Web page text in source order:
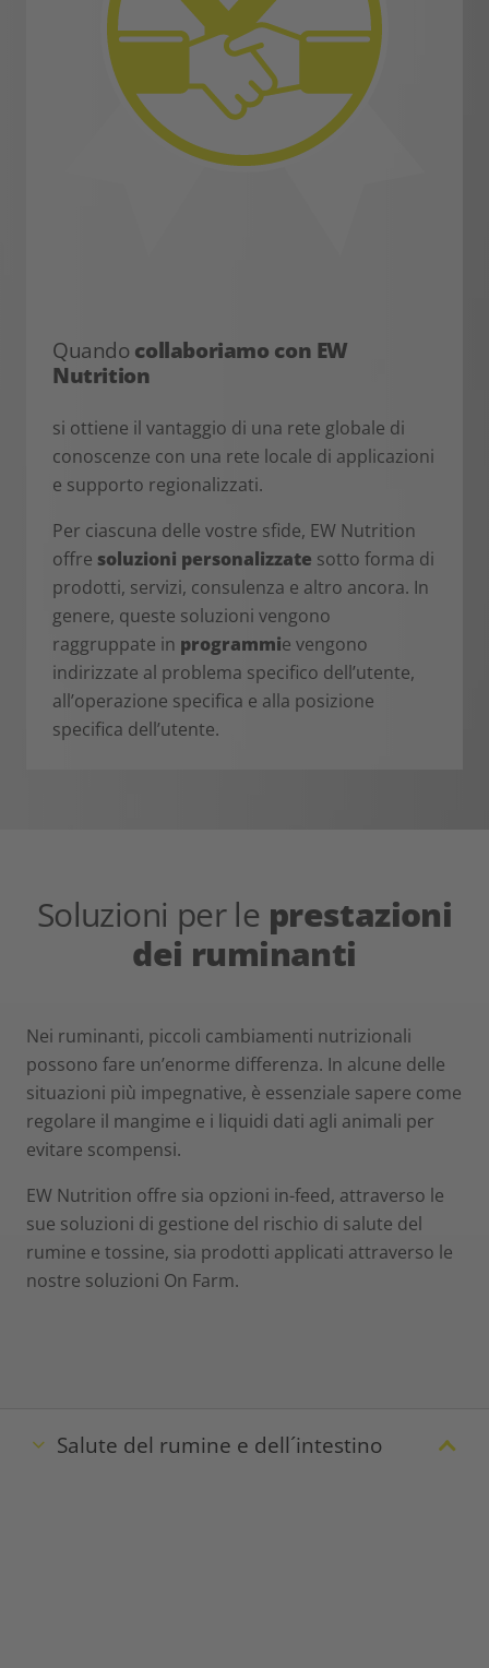
Quando collaboriamo con EW
Nutrition
si ottiene il vantaggio di una rete globale di
conoscenze con una rete locale di applicazioni
e supporto regionalizzati.
Per ciascuna delle vostre sfide, EW Nutrition
offre soluzioni personalizzate sotto forma di
prodotti, servizi, consulenza e altro ancora. In
genere, queste soluzioni vengono
raggruppate in programmie vengono
indirizzate al problema specifico dell’utente,
all’operazione specifica e alla posizione
specifica dell’utente.
Soluzioni per le prestazioni
dei ruminanti
Nei ruminanti, piccoli cambiamenti nutrizionali
possono fare un’enorme differenza. In alcune delle
situazioni più impegnative, è essenziale sapere come
regolare il mangime e i liquidi dati agli animali per
evitare scompensi.
EW Nutrition offre sia opzioni in-feed, attraverso le
sue soluzioni di gestione del rischio di salute del
rumine e tossine, sia prodotti applicati attraverso le
nostre soluzioni On Farm.
Salute del rumine e dell´intestino